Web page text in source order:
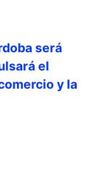
será
el
y la